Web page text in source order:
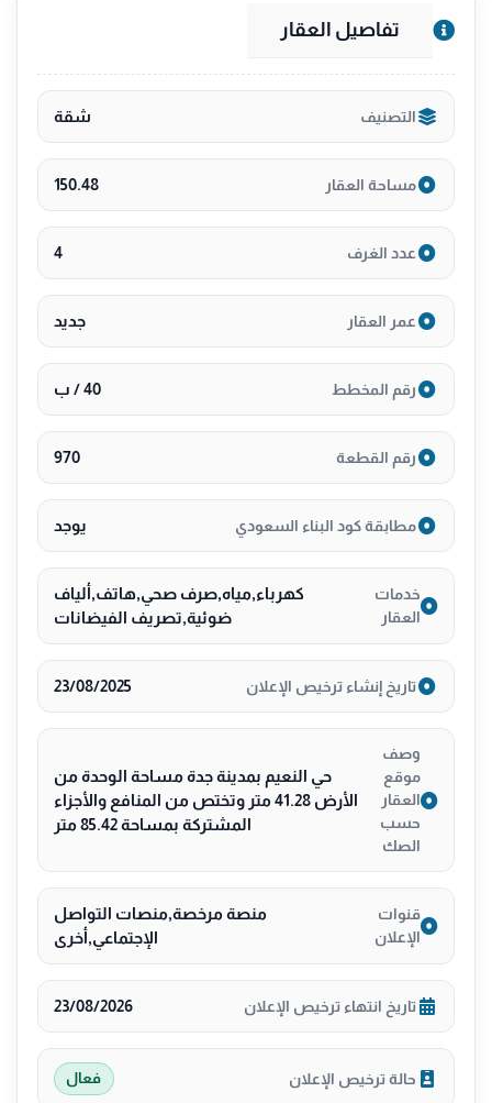
• يقع بالقرب من معالم بارزة مثل مول العرب، سوق حراء
والمحلية.
• الحي مناسب للعائلات، كونه يجمع بين الهدوء السكني
وتوافر جميع احتياجات الحياة اليومية على مقربة.
• يوجد فيه حدائق ومناطق ترفيهية، مما يجعله خياراً
مناسباً للباحثين عن الراحة والرفاهية.
باختصار، حي النعيم هو حي حديث، متكامل الخدمات، قريب
الأحياء طلباً للسكن في جدة
لتواصل 0530089755
تفاصيل العقار
التصنيف شقة
مساحة العقار 150.48
عدد الغرف 4
عمر العقار جديد
رقم المخطط 40 / ب
رقم القطعة 970
مطابقة كود البناء السعودي يوجد
خدمات
العقار
كهرباء,مياه,صرف صحي,هاتف,ألياف
ضوئية,تصريف الفيضانات
تاريخ إنشاء ترخيص الإعلان 23/08/2025
وصف
موقع
العقار
حسب
الصك
حي النعيم بمدينة جدة مساحة الوحدة من
الأرض 41.28 متر وتختص من المنافع والأجزاء
المشتركة بمساحة 85.42 متر
قنوات
الإعلان
منصة مرخصة,منصات التواصل
الإجتماعي,أخرى
تاريخ انتهاء ترخيص الإعلان 23/08/2026
حالة ترخيص الإعلان فعال